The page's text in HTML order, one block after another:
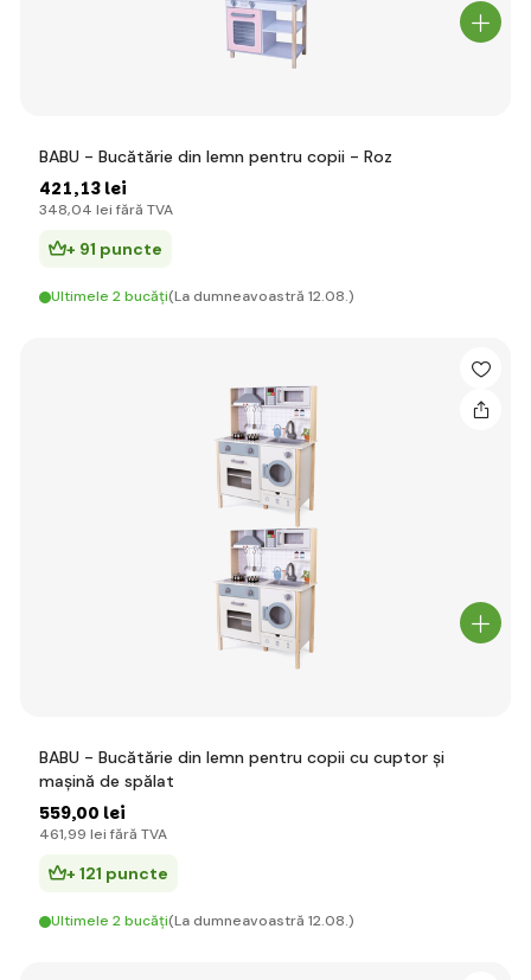
BABU - Bucătărie din lemn pentru copii - Roz
421,13 lei
348,04 lei fără TVA
+ 91 puncte
Ultimele 2 bucăți(La dumneavoastră 12.08.)
BABU - Bucătărie din lemn pentru copii cu cuptor și
mașină de spălat
559,00 lei
461,99 lei fără TVA
+ 121 puncte
Ultimele 2 bucăți(La dumneavoastră 12.08.)